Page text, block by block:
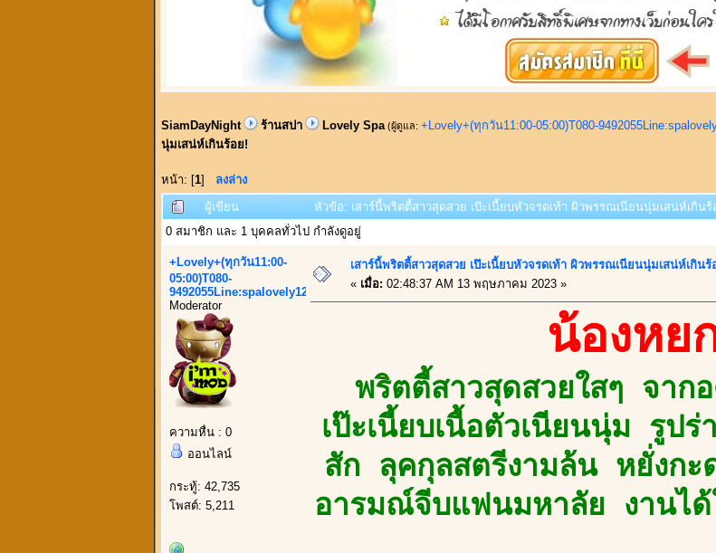
SiamDayNight ร้านสปา Lovely Spa (ผู้ดูแล: +Lovely+(ทุกวัน11:00-05:00)T080-
นุ่มเสน่ห์เกินร้อย!
หน้า: [1] ลงล่าง
ผู้เขียน
หัวข้อ: เสาร์นี้พริตตี้สาวสุดสวย เป๊ะเนี้ยบหัวจรดเท้า ผิวพรรณเนียนนุ่มเสน่ห์เกิน
0 สมาชิก และ 1 บุคคลทั่วไป กำลังดูอยู่
+Lovely+(ทุกวัน11:00-
05:00)T080-
9492055Line:spalovely123
Moderator
ความหื่น : 0
ออนไลน์
กระทู้: 42,735
โพสต์: 5,211
เสาร์นี้พริตตี้สาวสุดสวย เป๊ะเนี้ยบหัวจรดเท้า ผิวพรรณเนียนนุ่มเสน่ห์เกินร้
« เมื่อ: 02:48:37 AM 13 พฤษภาคม 2023 »
น้องหย
พริตตี้สาวสุดสวยใสๆ จาก
เป๊ะเนี้ยบเนื้อตัวเนียนนุ่ม รูปร่
สัก ลุคกุลสตรีงามล้น หยั่งกะ
อารมณ์จีบแฟนมหาลัย งานได้